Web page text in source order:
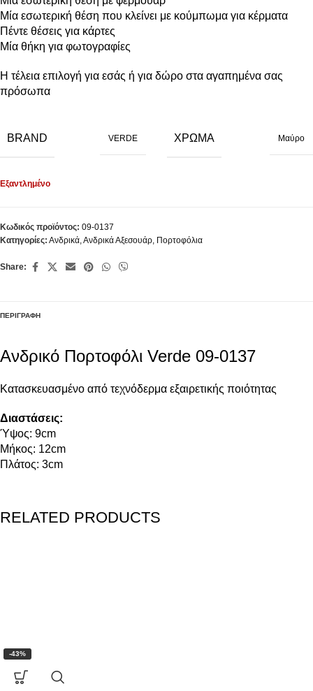
Μία εσωτερική θέση που κλείνει με κούμπωμα για κέρματα
Πέντε θέσεις για κάρτες
Μία θήκη για φωτογραφίες
Η τέλεια επιλογή για εσάς ή για δώρο στα αγαπημένα σας
πρόσωπα
BRAND VERDE ΧΡΏΜΑ Μαύρο
Εξαντλημένο
Κωδικός προϊόντος: 09-0137
Κατηγορίες: Ανδρικά,Ανδρικά Αξεσουάρ, Πορτοφόλια
Share:
ΠΕΡΙΓΡΑΦΉ
Ανδρικό Πορτοφόλι Verde 09-0137
Κατασκευασμένο από τεχνόδερμα εξαιρετικής ποιότητας
Διαστάσεις:
Ύψος: 9cm
Μήκος: 12cm
Πλάτος: 3cm
RELATED PRODUCTS
-43%